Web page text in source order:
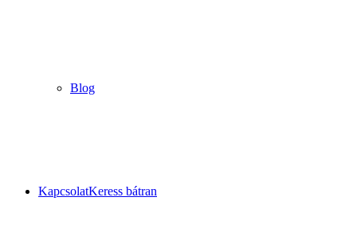
Blog
KapcsolatKeress bátran